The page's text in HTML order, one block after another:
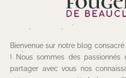
Bienvenue sur notre blog
! Nous sommes des passionnés
partager avec vous nos